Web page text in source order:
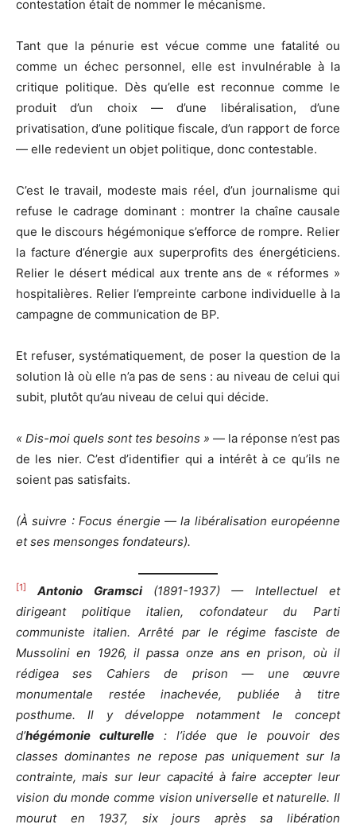
contestation était de nommer le mécanisme.
Tant que la pénurie est vécue comme une fatalité ou
comme un échec personnel, elle est invulnérable à la
critique politique. Dès qu’elle est reconnue comme le
produit d’un choix — d’une libéralisation, d’une
privatisation, d’une politique fiscale, d’un rapport de force
— elle redevient un objet politique, donc contestable.
C’est le travail, modeste mais réel, d’un journalisme qui
refuse le cadrage dominant : montrer la chaîne causale
que le discours hégémonique s’efforce de rompre. Relier
la facture d’énergie aux superprofits des énergéticiens.
Relier le désert médical aux trente ans de « réformes »
hospitalières. Relier l’empreinte carbone individuelle à la
campagne de communication de BP.
Et refuser, systématiquement, de poser la question de la
solution là où elle n’a pas de sens : au niveau de celui qui
subit, plutôt qu’au niveau de celui qui décide.
« Dis-moi quels sont tes besoins » — la réponse n’est pas
de les nier. C’est d’identifier qui a intérêt à ce qu’ils ne
soient pas satisfaits.
(À suivre : Focus énergie — la libéralisation européenne
et ses mensonges fondateurs).
[1] Antonio Gramsci(1891-1937) — Intellectuel et
dirigeant politique italien, cofondateur du Parti
communiste italien. Arrêté par le régime fasciste de
Mussolini en 1926, il passa onze ans en prison, où il
rédigea ses Cahiers de prison — une œuvre
monumentale restée inachevée, publiée à titre
posthume. Il y développe notamment le concept
d’hégémonie culturelle : l’idée que le pouvoir des
classes dominantes ne repose pas uniquement sur la
contrainte, mais sur leur capacité à faire accepter leur
vision du monde comme vision universelle et naturelle. Il
mourut en 1937, six jours après sa libération